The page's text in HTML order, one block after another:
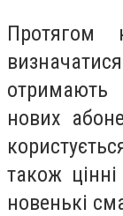
Протягом
нових
також
новенькі